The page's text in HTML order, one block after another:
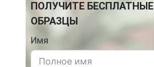
ПОЛУЧИТЕ БЕСПЛАТНЫЕ
ОБРАЗЦЫ
Имя